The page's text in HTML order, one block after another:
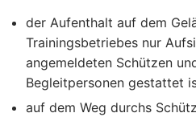
der Aufenthalt auf dem
Trainingsbetriebes nur
angemeldeten Schützen
Begleitpersonen gestattet
auf dem Weg durchs